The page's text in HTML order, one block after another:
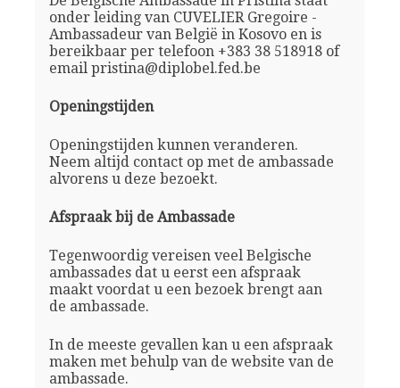
onder leiding van CUVELIER Gregoire -
Ambassadeur van België in Kosovo en is
bereikbaar per telefoon +383 38 518918 of
email pristina@diplobel.fed.be
Openingstijden
Openingstijden kunnen veranderen.
Neem altijd contact op met de ambassade
alvorens u deze bezoekt.
Afspraak bij de Ambassade
Tegenwoordig vereisen veel Belgische
ambassades dat u eerst een afspraak
maakt voordat u een bezoek brengt aan
de ambassade.
In de meeste gevallen kan u een afspraak
maken met behulp van de website van de
ambassade.